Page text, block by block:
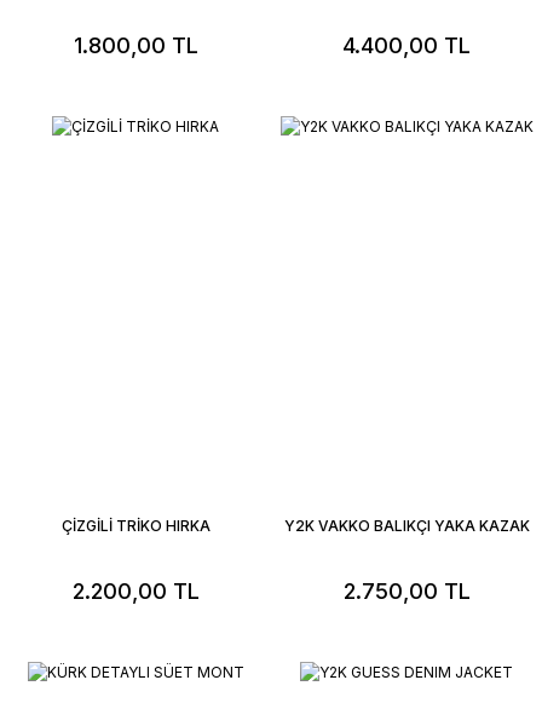
1.800,00 TL 4.400,00 TL
ÇİZGİLİ TRİKO HIRKA
2.200,00 TL
Y2K VAKKO BALIKÇI YAKA KAZAK
2.750,00 TL